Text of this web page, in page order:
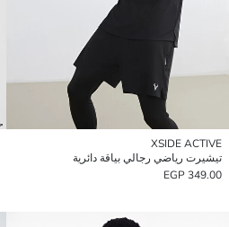
XSIDE ACTIVE
تيشيرت رياضي رجالي بياقة دائرية
349.00 EGP